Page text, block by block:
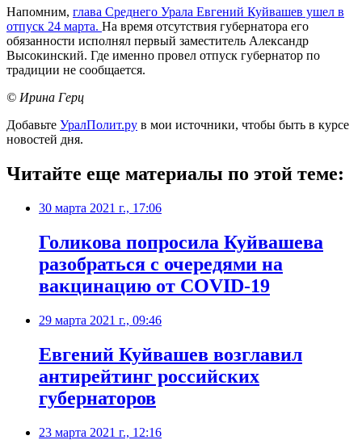
Напомним, глава Среднего Урала Евгений Куйвашев ушел в
отпуск 24 марта. На время отсутствия губернатора его
обязанности исполнял первый заместитель Александр
Высокинский. Где именно провел отпуск губернатор по
традиции не сообщается.
© Ирина Герц
Добавьте УралПолит.ру в мои источники, чтобы быть в курсе
новостей дня.
Читайте еще материалы по этой теме:
30 марта 2021 г., 17:06
Голикова попросила Куйвашева
разобраться с очередями на
вакцинацию от COVID-19
29 марта 2021 г., 09:46
Евгений Куйвашев возглавил
антирейтинг российских
губернаторов
23 марта 2021 г., 12:16